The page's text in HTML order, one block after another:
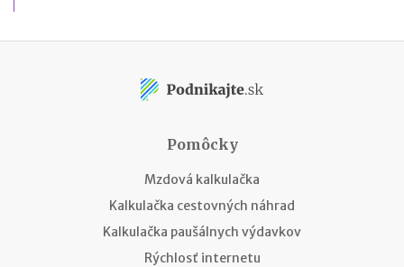
Pomôcky
Mzdová kalkulačka
Kalkulačka cestovných náhrad
Kalkulačka paušálnych výdavkov
Rýchlosť internetu